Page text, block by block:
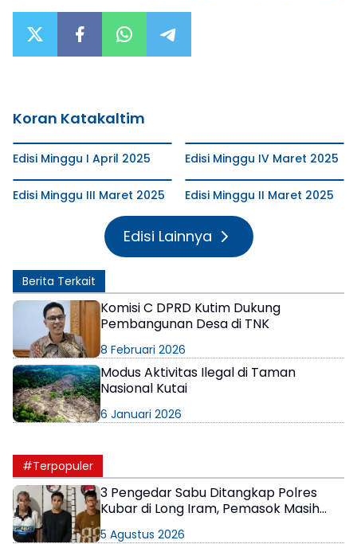
Koran Katakaltim
Edisi Minggu I April 2025 Edisi Minggu IV Maret 2025
Edisi Minggu III Maret 2025 Edisi Minggu II Maret 2025
Edisi Lainnya
Berita Terkait
Komisi C DPRD Kutim Dukung
Pembangunan Desa di TNK
8 Februari 2026
Modus Aktivitas Ilegal di Taman
Nasional Kutai
6 Januari 2026
#Terpopuler
3 Pengedar Sabu Ditangkap Polres
Kubar di Long Iram, Pemasok Masih
5 Agustus 2026